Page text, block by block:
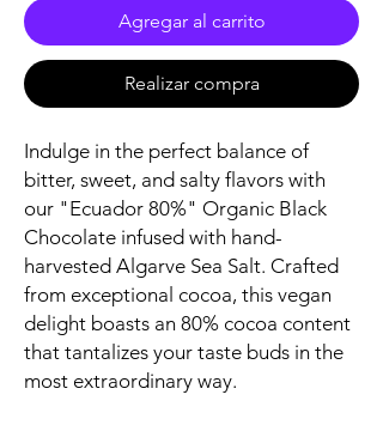
Agregar al carrito
Realizar compra
Indulge in the perfect balance of
bitter, sweet, and salty flavors with
our "Ecuador 80%" Organic Black
Chocolate infused with hand-
harvested Algarve Sea Salt. Crafted
from exceptional cocoa, this vegan
delight boasts an 80% cocoa content
that tantalizes your taste buds in the
most extraordinary way.